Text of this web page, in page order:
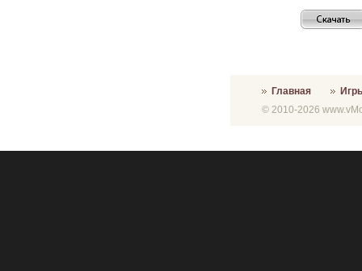
Главная
© 2010-2026